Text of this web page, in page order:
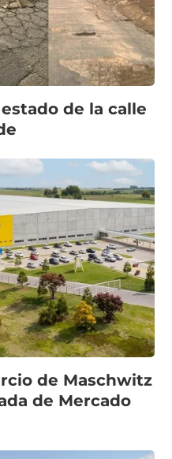
de la calle
de Maschwitz
de Mercado